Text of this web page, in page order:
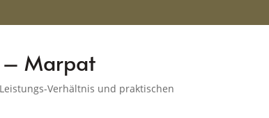
– Marpat
Verhältnis und praktischen